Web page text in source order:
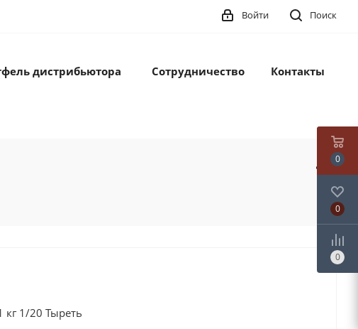
Поиск
Войти
дистрибьютора Сотрудничество Контакты
кг 1/20 Тыреть
0
0
0